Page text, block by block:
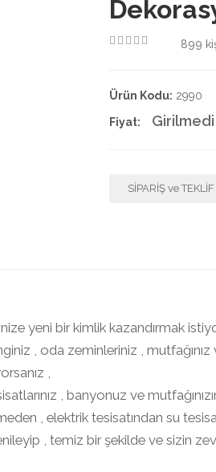
899
Ürün Kodu: 2990
Fiyat: Girilmedi
SİPARİŞ ve
yeni bir kimlik kazandırmak
, oda zeminleriniz ,
,
, banyonuz ve
, elektrik tesisatından su
, temiz bir şekilde ve sizin